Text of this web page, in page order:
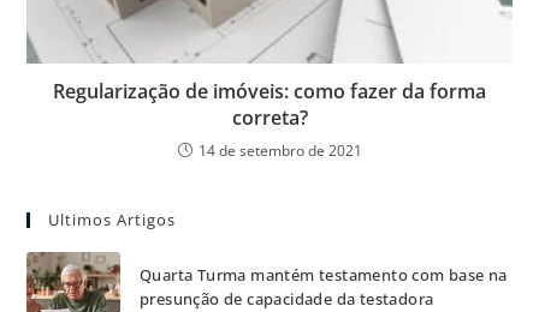
Regularização de imóveis: como fazer da forma
correta?
14 de setembro de 2021
Ultimos Artigos
Quarta Turma mantém testamento com base na
presunção de capacidade da testadora